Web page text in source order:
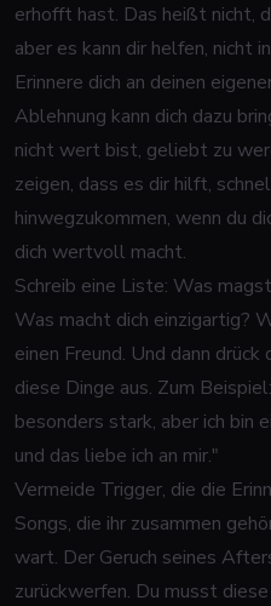
erhofft hast. Das heißt nicht,
aber es kann dir helfen, nicht
Erinnere dich an deinen
Ablehnung kann dich dazu
nicht wert bist, geliebt zu
zeigen, dass es dir hilft,
hinwegzukommen, wenn du
dich wertvoll macht.
Schreib eine Liste: Was
Was macht dich einzigartig?
einen Freund. Und dann
diese Dinge aus. Zum
besonders stark, aber ich bin
und das liebe ich an mir."
Vermeide Trigger, die die
Songs, die ihr zusammen
wart. Der Geruch seines
zurückwerfen. Du musst